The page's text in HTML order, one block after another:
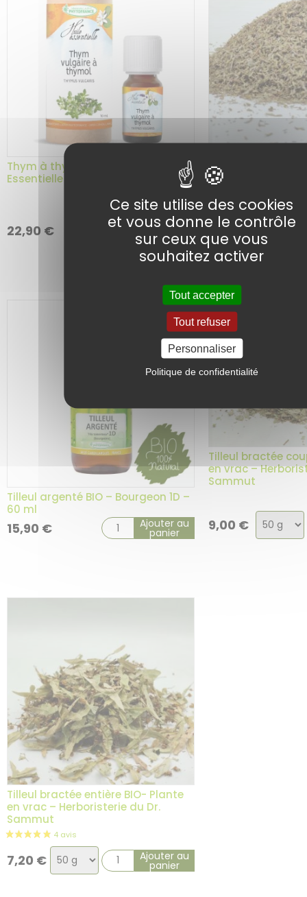
5 avis
Thym à thymol BIO – Huile
Essentielle – 10 ml
22,90 € Ajouter au
panier
Thym de
vrac –
6,30€ Choix
de
la
Tilleul argenté BIO – Bourgeon 1D –
60 ml
15,90 € Ajouter au
panier
Tilleul bractée
en vrac –
Sammut
9,00 €
Choix
de
Tilleul bractée entière BIO- Plante
en vrac – Herboristerie du Dr.
Sammut
7,20 € Choix
de
Ajouter au
panier
Ce site utilise des cookies
et vous donne le contrôle
sur ceux que vous
souhaitez activer
Tout accepter
Tout refuser
Personnaliser
Politique de confidentialité